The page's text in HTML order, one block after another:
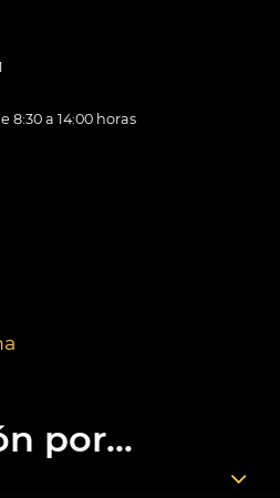
8:30 a 14:00 horas
por...